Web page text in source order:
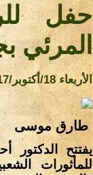
حفل
المرئي
الأربعاء 18/أكتوبر/2017 - 04:01 ص
طارق موسى
يفتتح
للمأثورات